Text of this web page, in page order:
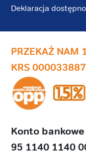
Deklaracja
PRZEKAŻ NAM
KRS
Konto bankowe
95 1140 1140